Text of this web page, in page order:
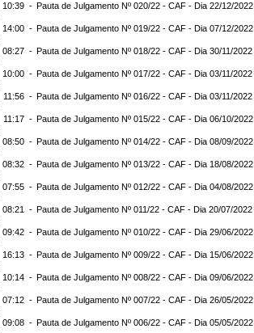
10:39 - Pauta de Julgamento Nº 020/22 - CAF - Dia 22/12/2022
14:00 - Pauta de Julgamento Nº 019/22 - CAF - Dia 07/12/2022
08:27 - Pauta de Julgamento Nº 018/22 - CAF - Dia 30/11/2022
10:00 - Pauta de Julgamento Nº 017/22 - CAF - Dia 03/11/2022
11:56 - Pauta de Julgamento Nº 016/22 - CAF - Dia 03/11/2022
11:17 - Pauta de Julgamento Nº 015/22 - CAF - Dia 06/10/2022
08:50 - Pauta de Julgamento Nº 014/22 - CAF - Dia 08/09/2022
08:32 - Pauta de Julgamento Nº 013/22 - CAF - Dia 18/08/2022
07:55 - Pauta de Julgamento Nº 012/22 - CAF - Dia 04/08/2022
08:21 - Pauta de Julgamento Nº 011/22 - CAF - Dia 20/07/2022
09:42 - Pauta de Julgamento Nº 010/22 - CAF - Dia 29/06/2022
16:13 - Pauta de Julgamento Nº 009/22 - CAF - Dia 15/06/2022
10:14 - Pauta de Julgamento Nº 008/22 - CAF - Dia 09/06/2022
07:12 - Pauta de Julgamento Nº 007/22 - CAF - Dia 26/05/2022
09:08 - Pauta de Julgamento Nº 006/22 - CAF - Dia 05/05/2022